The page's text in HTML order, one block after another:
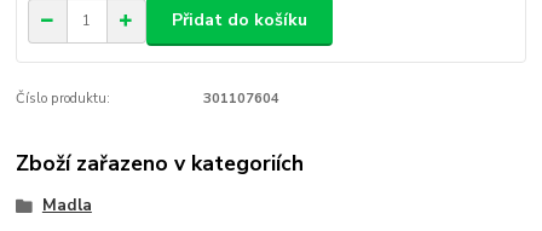
Přidat do košíku
Číslo produktu: 301107604
Zboží zařazeno v kategoriích
Madla